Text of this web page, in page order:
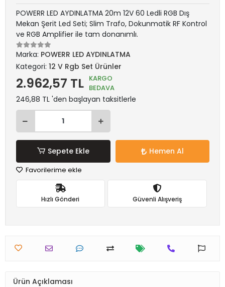
POWERR LED AYDINLATMA 20m 12V 60 Ledli RGB Dış
Mekan Şerit Led Seti; Slim Trafo, Dokunmatik RF Kontrol
ve RGB Amplifier ile tam donanımlı.
Marka: POWERR LED AYDINLATMA
Kategori: 12 V Rgb Set Ürünler
2.962,57 TL KARGO
BEDAVA
246,88 TL 'den başlayan taksitlerle
Sepete Ekle Hemen Al
Favorilerime ekle
Hızlı Gönderi Güvenli Alışveriş
Ürün Açıklaması